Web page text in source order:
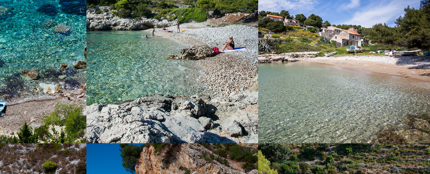
Tamarisken Schatten.
schnellen Taxi-
von Komiža entfernt.
Der Strand Barjoška befindet sich nicht weit
von Komiža, nur 5 Minuten Fahrt mit unserem
Taxi-Boot. Der Strand Barjoška hat viel
Schatten und wundervoll klares Meer. Es
wurde nach den beiden Inseln genannt, die
sich in der Nähe befinden. Dies sind die Inseln
der große und der kleine Barjak. Der Barjoška
Strand ist für seine Ex-Militär Batterie Barjaci
bekannt. Kontaktieren Sie uns mit Vertrauen
und mieten Sie ein Boot oder buchen Sie ein
Taxi-Boot.
Der Strand Salbunara ist ein schöner
Sandstrand, der sich auf der Insel Biševo
befindet. Eine Fahrt von Komiža zu diesem
Strand dauert 15 Minuten mit unserem
schnellen Taxi-Boot.
„PERNA“ DER STRAND KUPINOVAC DER STRAND ŽUKAMICE